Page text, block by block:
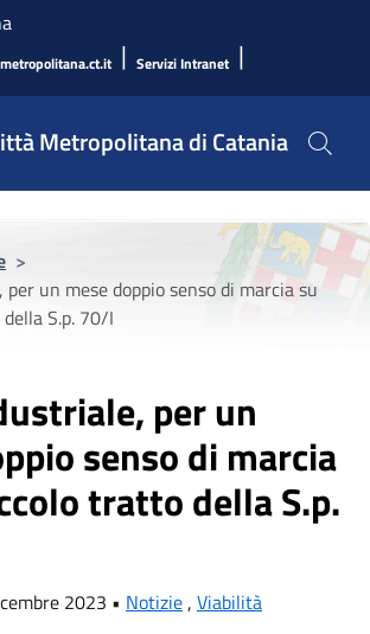
| Servizi Intranet |
Metropolitana di Catania
>
un mese doppio senso di marcia su
S.p. 70/I
per un
senso di marcia
tratto della S.p.
2023 • Notizie, Viabilità